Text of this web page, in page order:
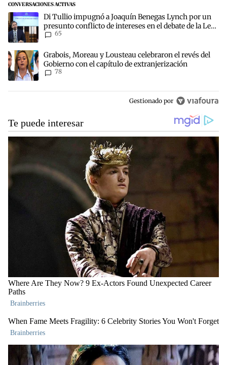
CONVERSACIONES ACTIVAS
Este listado muestra los artículos con más comentarios en los
Un artículo de tendencia con el título "Di Tullio impugnó a
Di Tullio impugnó a Joaquín Benegas Lynch por un
presunto conflicto de intereses en el debate de la Ley
de Tierras
65
Un artículo de tendencia con el título "Grabois, Moreau y
Grabois, Moreau y Lousteau celebraron el revés del
Gobierno con el capítulo de extranjerización
78
Gestionado por